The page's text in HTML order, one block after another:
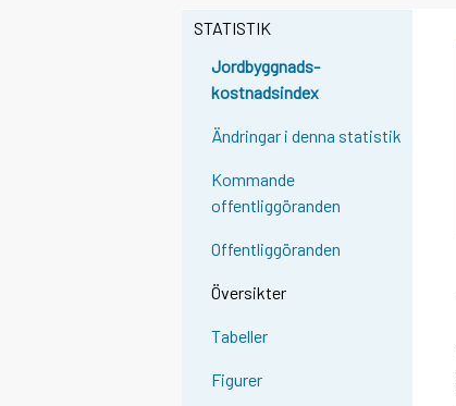
STATISTIK
Jordbyggnads-
kostnadsindex
Ändringar i denna statistik
Kommande
offentliggöranden
Offentliggöranden
Översikter
Tabeller
Figurer